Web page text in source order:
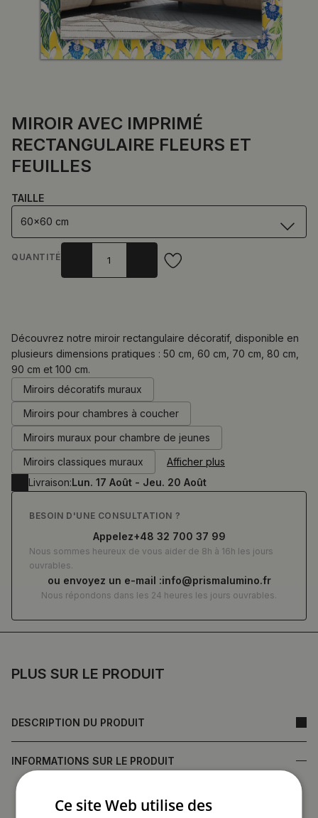
PLUS SUR LE PRODUIT
DESCRIPTION DU PRODUIT
INFORMATIONS SUR LE PRODUIT
• Fabriqué en verre trempé, garantissant durabilité et
résistance aux dommages
MIROIR AVEC IMPRIMÉ
RECTANGULAIRE FLEURS ET
FEUILLES
TAILLE
60x60 cm
QUANTITÉ
0.00€
Découvrez notre miroir rectangulaire décoratif, disponible en
plusieurs dimensions pratiques : 50 cm, 60 cm, 70 cm, 80 cm,
90 cm et 100 cm.
Miroirs décoratifs muraux
Miroirs pour chambres à coucher
Miroirs muraux pour chambre de jeunes
Miroirs classiques muraux
Afficher plus
Livraison:Lun. 17 Août - Jeu. 20 Août
BESOIN D'UNE CONSULTATION ?
Appelez+48 32 700 37 99
Nous sommes heureux de vous aider de 8h à 16h les jours
ouvrables.
ou envoyez un e-mail :info@prismalumino.fr
Nous répondons dans les 24 heures les jours ouvrables.
Ce site Web utilise des